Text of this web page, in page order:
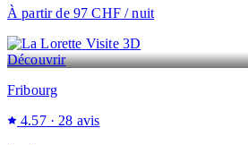
À partir de97 CHF/ nuit
Visite 3D
Découvrir
Fribourg
4.57 · 28 avis